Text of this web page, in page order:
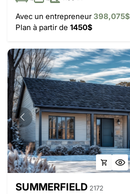
Avec un entrepreneur398,075$
Plan à partir de 1450$
SUMMERFIELD 2172